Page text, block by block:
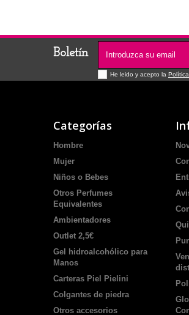
Boletín
He leido y acepto la
Categorías
Hombre
Mujer
Niños o Bebes
Otros Perfumes
Equivalentes
Ambientadores
Outlet 2,5€
Gel hidroalcohólico para
Manos
Carteras Piel Pielini
Colgantes de piedra
Otros accesorios